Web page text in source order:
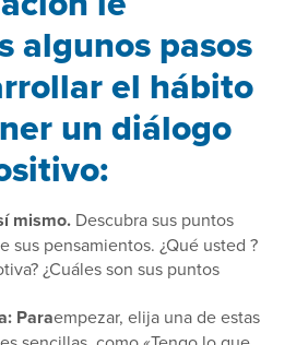
algunos pasos
el hábito
un diálogo
mismo. Descubra sus puntos
sus pensamientos. ¿Qué usted ?
¿Cuáles son sus puntos
Paraempezar, elija una de estas